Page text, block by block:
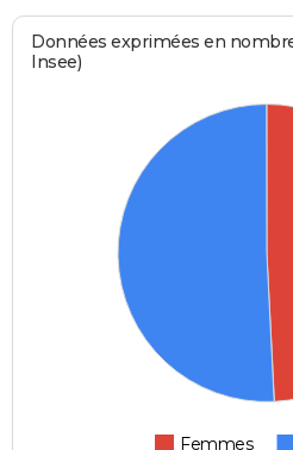
Données exprimées en
Insee)
Femmes